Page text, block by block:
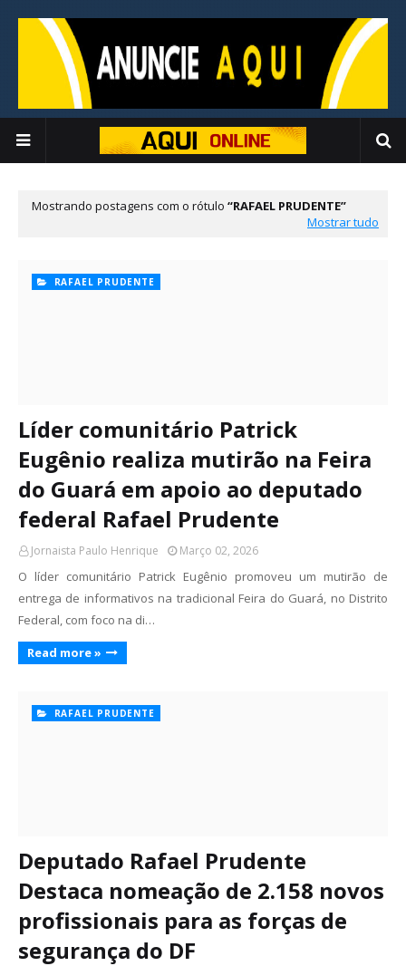
Mostrando postagens com o rótulo
RAFAEL PRUDENTE
Mostrar tudo
RAFAEL PRUDENTE
Líder comunitário Patrick
Eugênio realiza mutirão na Feira
do Guará em apoio ao deputado
federal Rafael Prudente
Jornaista Paulo Henrique Março 02, 2026
O líder comunitário Patrick Eugênio promoveu um mutirão de
entrega de informativos na tradicional Feira do Guará, no Distrito
Federal, com foco na di…
Read more »
RAFAEL PRUDENTE
Deputado Rafael Prudente
Destaca nomeação de 2.158 novos
profissionais para as forças de
segurança do DF